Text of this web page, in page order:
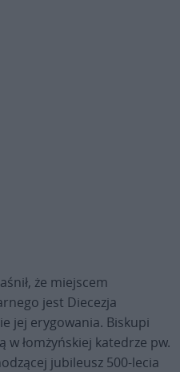
że miejscem
jest Diecezja
jej erygowania. Biskupi
w łomżyńskiej katedrze pw.
jubileusz 500-lecia